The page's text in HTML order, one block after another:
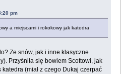
pm
a miejscami i rokokowy jak katedra
Ze snów, jak i inne klasyczne
Przyśniła się bowiem Scottowi, jak
(miał z czego Dukaj czerpać